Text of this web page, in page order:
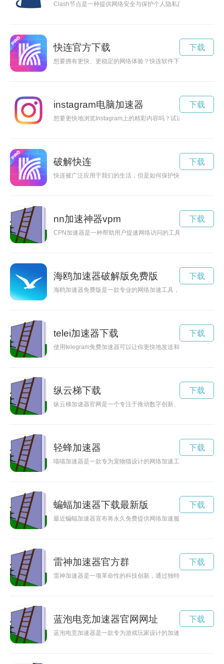
Clash节点是一种提供网络安全与保护个人隐私的技术，在科
快连官方下载
想要拥有更快、更稳定的网络体验？快连软件下载帮助您解决
下载
instagram电脑加速器
想要更快地浏览Instagram上的精彩内容吗？试试这款下载加速
下载
破解快连
快连被广泛应用于我们的生活，但是如何保护快连的安全却是
下载
nn加速神器vpm
CPN加速器是一种帮助用户提速网络访问的工具，能够优化网
下载
海鸥加速器破解版免费版
海鸥加速器免费版是一款专业的网络加速工具，能够帮助用户
下载
telei加速器下载
使用telegram免费加速器可以让你更快地发送和接收消息，让
下载
纵云梯下载
纵云梯加速器官网是一个专注于推动数字创新、连接未来的平
下载
轻蜂加速器
喵喵加速器是一款专为宠物猫设计的网络加速工具，能够提升
下载
蝙蝠加速器下载最新版
最近蝙蝠加速器宣布将永久免费提供网络加速服务，为广大用
下载
雷神加速器官方群
雷神加速器是一项革命性的科技创新，通过独特的设计和先进
下载
蓝泡电竞加速器官网网址
蓝泡电竞加速器是一款专为游戏玩家设计的加速器，能够优化
下载